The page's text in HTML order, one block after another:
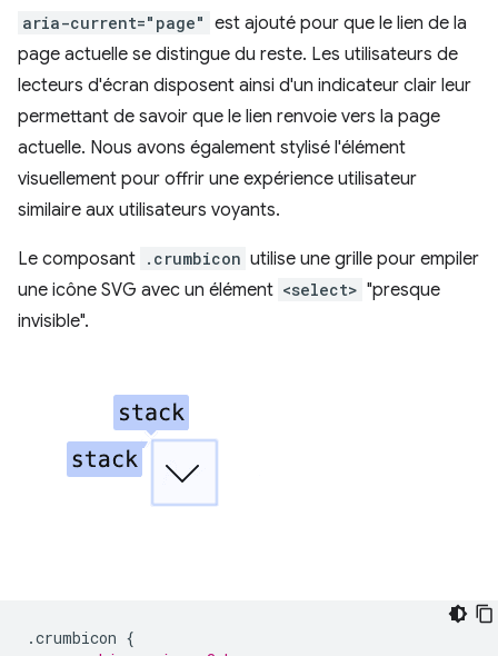
aria-current="page" est ajouté pour que le lien de la
page actuelle se distingue du reste. Les utilisateurs de
lecteurs d'écran disposent ainsi d'un indicateur clair leur
permettant de savoir que le lien renvoie vers la page
actuelle. Nous avons également stylisé l'élément
visuellement pour offrir une expérience utilisateur
similaire aux utilisateurs voyants.
Le composant .crumbicon utilise une grille pour empiler
une icône SVG avec un élément <select> "presque
invisible".
.crumbicon {